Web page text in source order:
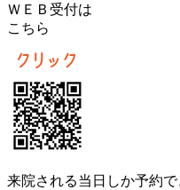
ＷＥＢ受付は
こちら
来院される当日しか予約で